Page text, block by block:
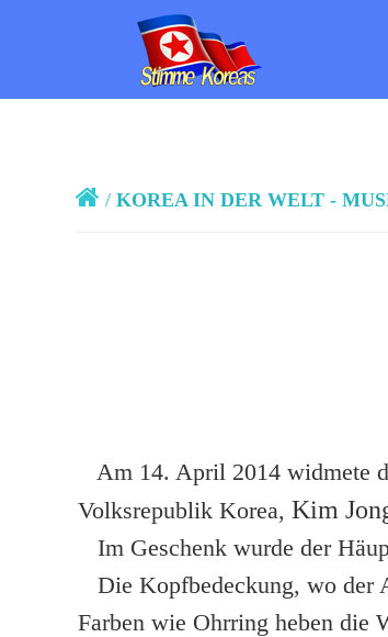
/ KOREA IN DER WELT -
Am 14. April 2014 widmete
Volksrepublik Korea, Kim
Im Geschenk wurde der
Die Kopfbedeckung, wo der
Farben wie Ohrring heben die